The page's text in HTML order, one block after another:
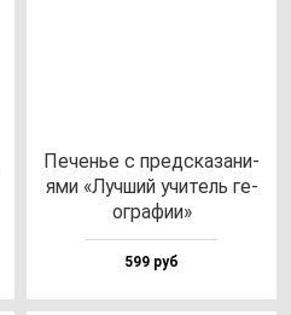
Печенье с пред­ска­за­ни­
ями «Луч­ший учи­тель ге­
ог­ра­фии»
599 руб